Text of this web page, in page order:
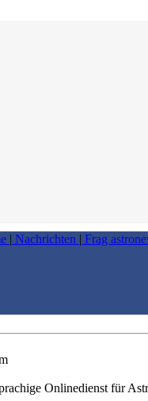
| Nachrichten | Frag
Onlinedienst für